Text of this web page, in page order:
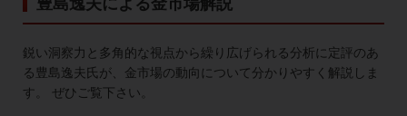
鋭い洞察力と多角的な視点から繰り広げられる分析に定評のあ
る豊島逸夫氏が、金市場の動向について分かりやすく解説しま
す。 ぜひご覧下さい。
各種お手続き
ブログ